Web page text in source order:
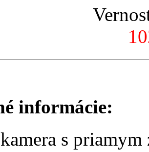
informácie:
s